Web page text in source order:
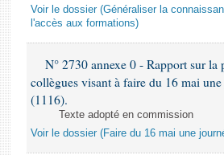
Voir le dossier (Généraliser la
l'accès aux formations)
N° 2730 annexe 0 - Rapport sur
collègues visant à faire du 16 mai
(1116).
Texte adopté en commission
Voir le dossier (Faire du 16 mai une